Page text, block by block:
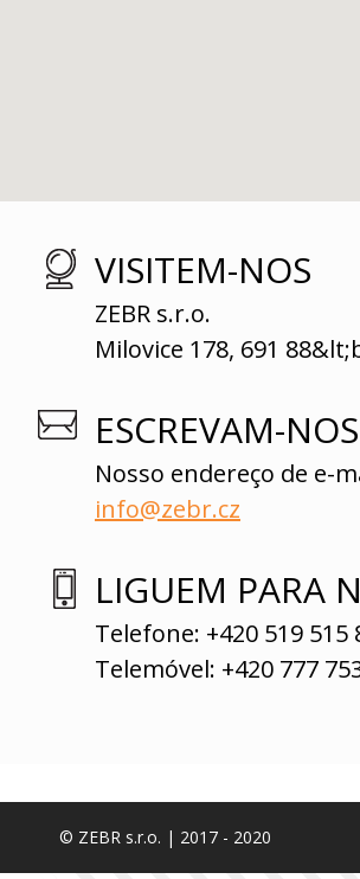
VISITEM-NOS
ZEBR s.r.o.
Milovice 178, 691
ESCREVAM-NOS
Nosso endereço de e-
info@zebr.cz
LIGUEM PARA
Telefone: +420 519 515
Telemóvel: +420 777
© ZEBR s.r.o. | 2017 - 2020